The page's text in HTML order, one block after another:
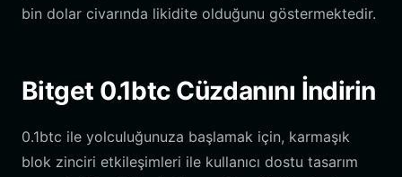
bin dolar civarında likidite olduğunu göstermektedir.
Bitget 0.1btc Cüzdanını İndirin
0.1btc ile yolculuğunuza başlamak için, karmaşık
blok zinciri etkileşimleri ile kullanıcı dostu tasarım